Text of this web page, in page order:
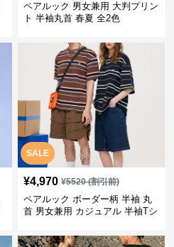
ペアルック 男女兼用 大判プリン
ト 半袖丸首 春夏 全2色
SALE
¥4,970 ¥5520(割引前)
ペアルック ボーダー柄 半袖 丸
首 男女兼用 カジュアル 半袖Tシ